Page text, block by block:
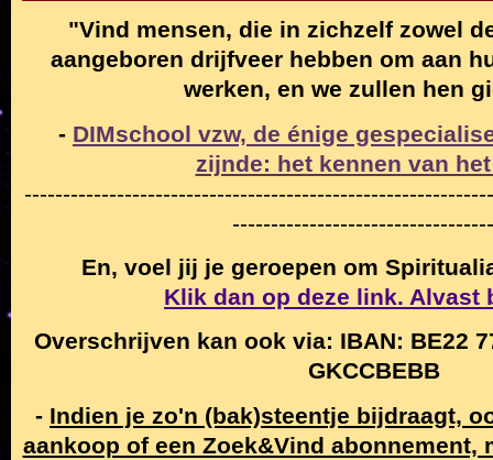
"Vind mensen, die in zichzelf zowel
aangeboren drijfveer hebben om aan
werken, en we zullen hen
- DIMschool vzw, de énige
zijnde: het kennen van
En, voel jij je geroepen om
Klik dan op deze link. Alvast
Overschrijven kan ook via: IBAN: BE22
GKCCBEBB
- Indien je zo'n (bak)steentje bijdraagt,
aankoop of een Zoek&Vind abonnement,